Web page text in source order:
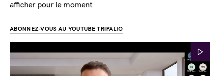
afficher pour le moment
ABONNEZ-VOUS AU YOUTUBE TRIPALIO